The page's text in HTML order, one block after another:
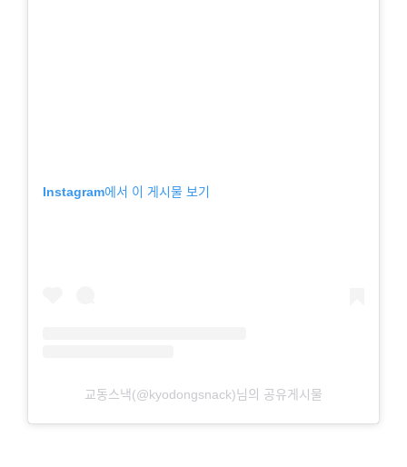
Instagram에서 이 게시물 보기
교동스낵(@kyodongsnack)님의 공유게시물